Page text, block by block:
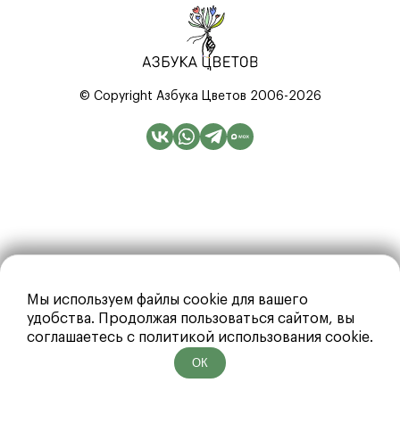
© Copyright Азбука Цветов 2006-2026
Мы используем файлы cookie для вашего
удобства. Продолжая пользоваться сайтом, вы
соглашаетесь с политикой использования cookie.
ОК